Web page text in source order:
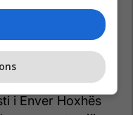
mbi të gjitha, për
Të gjithë këta
do të mirën e
që kërcënon se
ndryshe, u
i Enver Hoxhës